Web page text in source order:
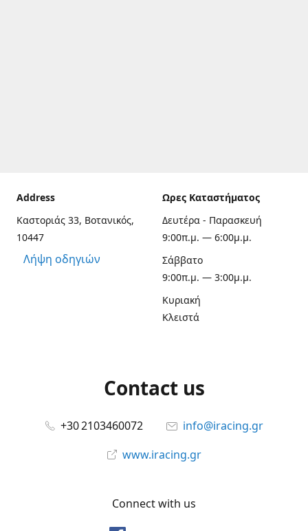
Address
Καστοριάς 33, Βοτανικός,
10447
Λήψη οδηγιών
Ωρες Καταστήματος
Δευτέρα - Παρασκευή
9:00π.μ. — 6:00μ.μ.
Σάββατο
9:00π.μ. — 3:00μ.μ.
Κυριακή
Κλειστά
Contact us
+30 2103460072
info@iracing.gr
www.iracing.gr
Connect with us